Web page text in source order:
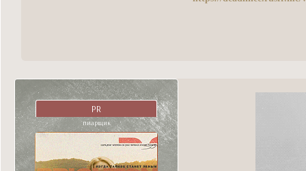
PR
пиарщик